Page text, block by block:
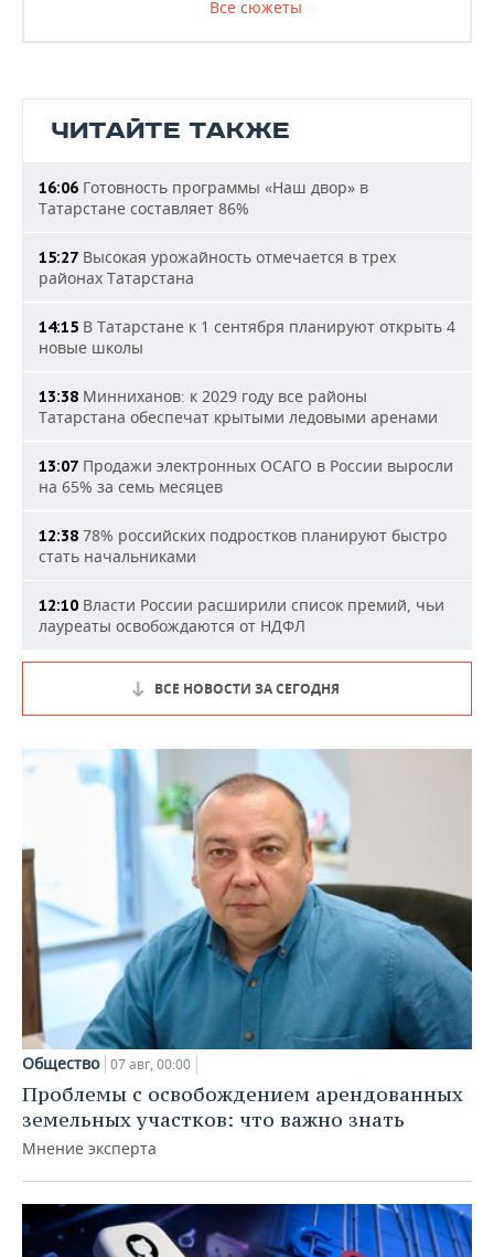
Все сюжеты
ЧИТАЙТЕ ТАКЖЕ
16:06 Готовность программы «Наш двор» в
Татарстане составляет 86%
15:27 Высокая урожайность отмечается в трех
районах Татарстана
14:15 В Татарстане к 1 сентября планируют открыть 4
новые школы
13:38 Минниханов: к 2029 году все районы
Татарстана обеспечат крытыми ледовыми аренами
13:07 Продажи электронных ОСАГО в России выросли
на 65% за семь месяцев
12:38 78% российских подростков планируют быстро
стать начальниками
12:10 Власти России расширили список премий, чьи
лауреаты освобождаются от НДФЛ
ВСЕ НОВОСТИ ЗА СЕГОДНЯ
Общество 07 авг, 00:00
Проблемы с освобождением арендованных
земельных участков: что важно знать
Мнение эксперта